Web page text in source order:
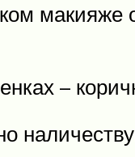
макияже
–